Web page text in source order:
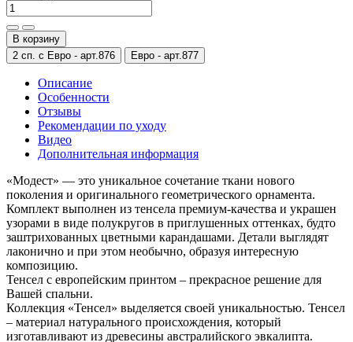
В корзину
2 сп. с Евро - арт.876 Евро - арт.877
Описание
Особенности
Отзывы
Рекомендации по уходу
Видео
Дополнительная информация
«Модест» — это уникальное сочетание ткани нового
поколения и оригинального геометрического орнамента.
Комплект выполнен из тенсела премиум-качества и украшен
узорами в виде полукругов в приглушенных оттенках, будто
заштрихованных цветными карандашами. Детали выглядят
лаконично и при этом необычно, образуя интересную
композицию.
Тенсел с европейским принтом – прекрасное решение для
Вашей спальни.
Коллекция «Тенсел» выделяется своей уникальностью. Тенсел
– материал натурального происхождения, который
изготавливают из древесины австралийского эвкалипта.